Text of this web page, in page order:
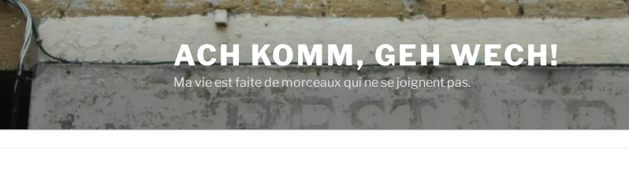
Zum
Inhalt
springen
ACH KOMM, GEH WECH!
Ma vie est faite de morceaux qui ne se joignent pas.